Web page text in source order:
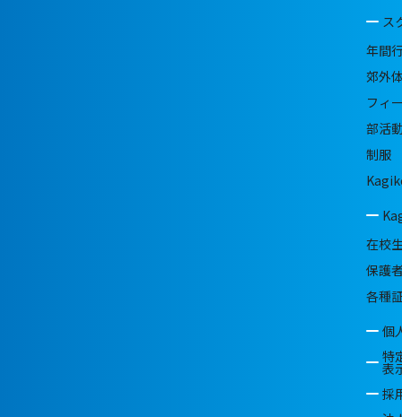
ス
年間
郊外
フィ
部活
制服
在校
保護
各種
個
特
表
採